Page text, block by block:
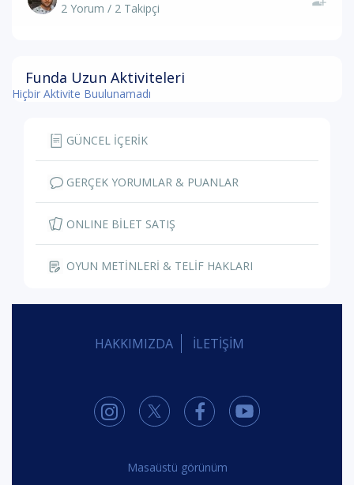
2 Yorum / 2 Takipçi
Funda Uzun Aktiviteleri
Hiçbir Aktivite Buulunamadı
GÜNCEL İÇERİK
GERÇEK YORUMLAR & PUANLAR
ONLINE BİLET SATIŞ
OYUN METİNLERİ & TELİF HAKLARI
HAKKIMIZDA İLETİŞİM
Masaüstü görünüm